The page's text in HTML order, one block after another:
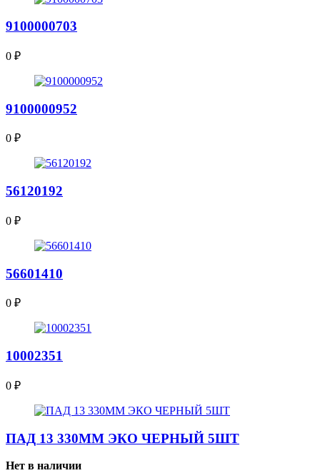
9100000703
0 ₽
9100000952
0 ₽
56120192
0 ₽
56601410
0 ₽
10002351
0 ₽
ПАД 13 330ММ ЭКО ЧЕРНЫЙ 5ШТ
Нет в наличии